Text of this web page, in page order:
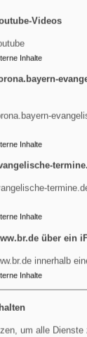
Maria
-
Videos
Inhalte
Inhalte
Inhalte
über ein
innerhalb
Inhalte
um alle Dienste